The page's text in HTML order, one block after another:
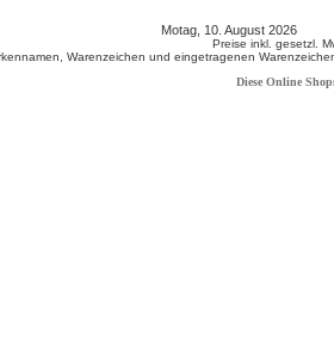
Motag, 10. August 2026
Preise inkl. gesetzl.
Warenzeichen und eingetragenen
Diese Online